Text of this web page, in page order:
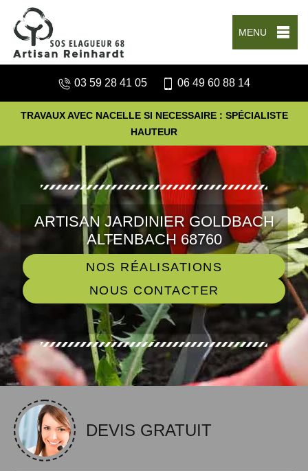
MENU
03 59 28 41 05 06 49 60 88 14
TRAVAUX AVEC NACELLE SI NECESSAIRE : SPÉCIALISTE
HAUTEUR
ARTISAN JARDINIER GOLDBACH
ALTENBACH 68760
NOS RÉALISATIONS
NOUS CONTACTER
DEVIS GRATUIT